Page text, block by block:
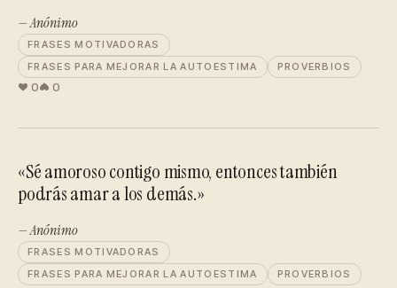
— Anónimo
FRASES MOTIVADORAS
FRASES PARA MEJORAR LA AUTOESTIMA
PROVERBIOS
0 0
«Sé amoroso contigo mismo, entonces también
podrás amar a los demás.»
— Anónimo
FRASES MOTIVADORAS
FRASES PARA MEJORAR LA AUTOESTIMA
PROVERBIOS